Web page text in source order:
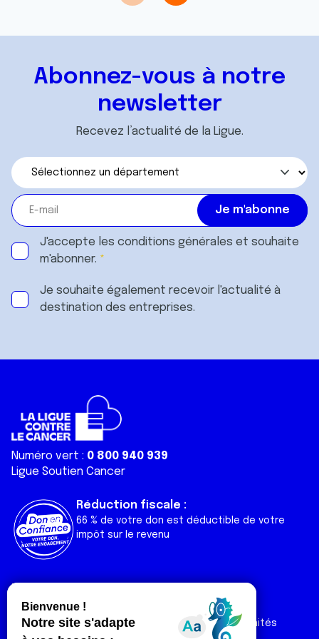
Abonnez-vous à notre
newsletter
Recevez l’actualité de la Ligue.
J'accepte les conditions générales et souhaite
m'abonner.
Je souhaite également recevoir l'actualité à
destination des entreprises.
Numéro vert : 0 800 940 939
Ligue Soutien Cancer
Réduction fiscale :
66 % de votre don est déductible de votre
impôt sur le revenu
Liens utiles
Nos actualités
Nos publications
Espace Ligue & comités